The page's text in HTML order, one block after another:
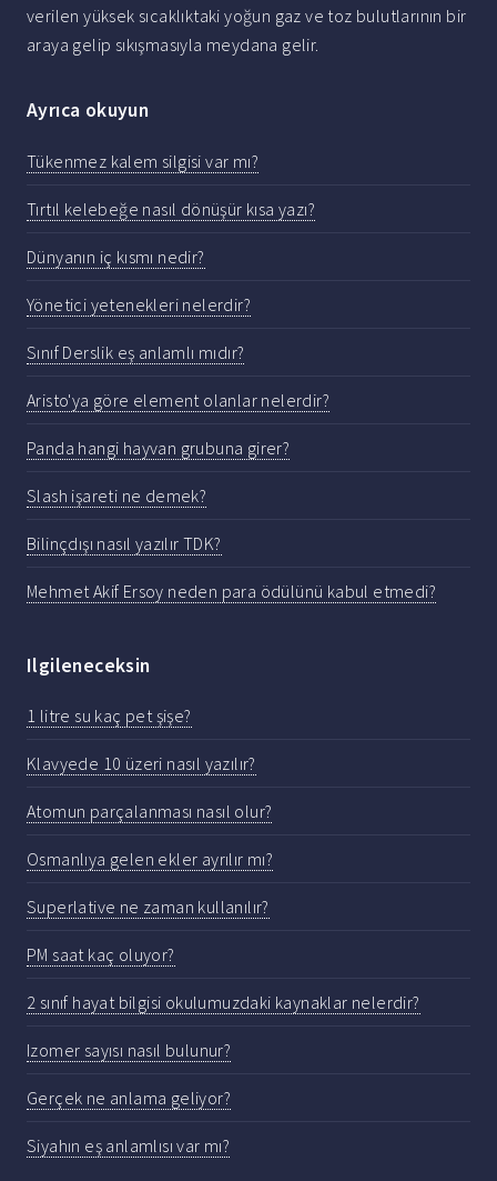
verilen yüksek sıcaklıktaki yoğun gaz ve toz bulutlarının bir
araya gelip sıkışmasıyla meydana gelir.
Ayrıca okuyun
Tükenmez kalem silgisi var mı?
Tırtıl kelebeğe nasıl dönüşür kısa yazı?
Dünyanın iç kısmı nedir?
Yönetici yetenekleri nelerdir?
Sınıf Derslik eş anlamlı mıdır?
Aristo'ya göre element olanlar nelerdir?
Panda hangi hayvan grubuna girer?
Slash işareti ne demek?
Bilinçdışı nasıl yazılır TDK?
Mehmet Akif Ersoy neden para ödülünü kabul etmedi?
Ilgileneceksin
1 litre su kaç pet şişe?
Klavyede 10 üzeri nasıl yazılır?
Atomun parçalanması nasıl olur?
Osmanlıya gelen ekler ayrılır mı?
Superlative ne zaman kullanılır?
PM saat kaç oluyor?
2 sınıf hayat bilgisi okulumuzdaki kaynaklar nelerdir?
Izomer sayısı nasıl bulunur?
Gerçek ne anlama geliyor?
Siyahın eş anlamlısı var mı?